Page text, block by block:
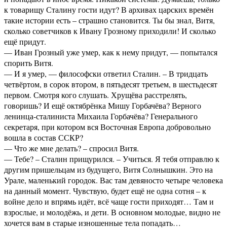
к товарищу Сталину гости идут? В архивах царских времён
такие истории есть – страшно становится. Ты бы знал, Витя,
сколько советчиков к Ивану Грозному приходили! И сколько
ещё придут.
— Иван Грозный уже умер, как к нему придут, — попытался
спорить Витя.
— И я умер, — философски ответил Сталин. – В тридцать
четвёртом, в сорок втором, в пятьдесят третьем, в шестьдесят
первом. Смотря кого слушать. Хрущёва расстрелять,
говоришь? И ещё октябрёнка Мишу Горбачёва? Верного
ленинца-сталиниста Михаила Горбачёва? Генерального
секретаря, при котором вся Восточная Европа добровольно
вошла в состав ССКР?
— Что же мне делать? – спросил Витя.
— Тебе? – Сталин прищурился. – Учиться. Я тебя отправлю к
другим пришельцам из будущего, Витя Солнышкин. Это на
Урале, маленький городок. Вас там девяносто четыре человека
на данный момент. Чувствую, будет ещё не одна сотня – к
войне дело и впрямь идёт, всё чаще гости приходят… Там и
взрослые, и молодёжь, и дети. В основном молодые, видно не
хочется вам в старые изношенные тела попадать…